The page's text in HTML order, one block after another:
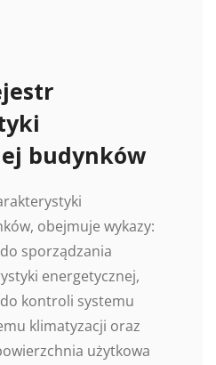
budynków
obejmuje wykazy:
sporządzania
energetycznej,
kontroli systemu
klimatyzacji oraz
użytkowa